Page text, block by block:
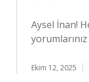
Aysel İnan!
Ekim 12, 2025